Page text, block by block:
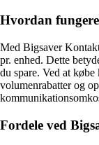
Hvordan
Med Bigsaver
pr. enhed. Dette
du spare. Ved at
volumenrabatter og
Fordele ved